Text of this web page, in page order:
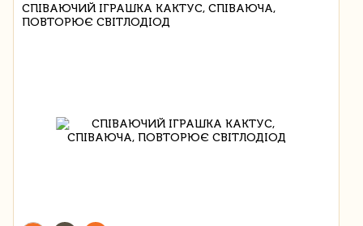
СПІВАЮЧИЙ ІГРАШКА КАКТУС, СПІВАЮЧА,
ПОВТОРЮЄ СВІТЛОДІОД